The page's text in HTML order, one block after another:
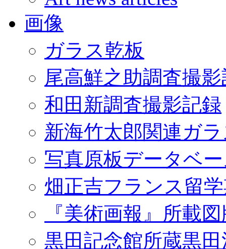
画像
ガラス乾板
尾高鮮之助調査撮
和田新調査撮影記録
新海竹太郎関連ガ
写真原板データベ
畑正吉フランス留
『美術画報』所載
黒田記念館所蔵黒